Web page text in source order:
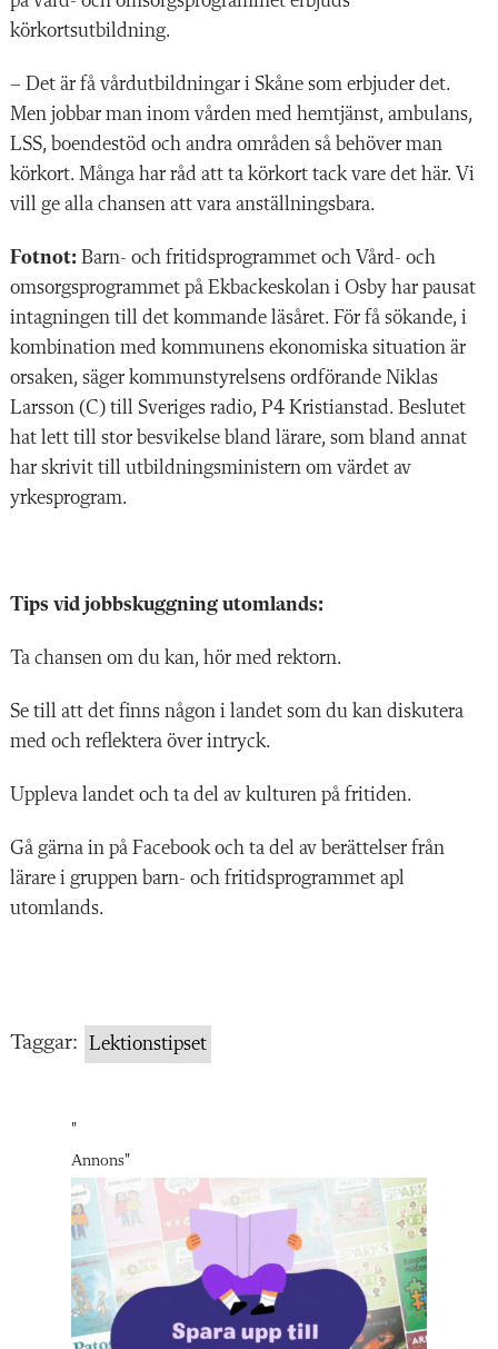
körkortsutbildning.
– Det är få vårdutbildningar i Skåne som erbjuder det.
Men jobbar man inom vården med hemtjänst, ambulans,
LSS, boendestöd och andra områden så behöver man
körkort. Många har råd att ta körkort tack vare det här. Vi
vill ge alla chansen att vara anställningsbara.
Fotnot: Barn- och fritidsprogrammet och Vård- och
omsorgsprogrammet på Ekbackeskolan i Osby har pausat
intagningen till det kommande läsåret. För få sökande, i
kombination med kommunens ekonomiska situation är
orsaken, säger kommunstyrelsens ordförande Niklas
Larsson (C) till Sveriges radio, P4 Kristianstad. Beslutet
hat lett till stor besvikelse bland lärare, som bland annat
har skrivit till utbildningsministern om värdet av
yrkesprogram.
Tips vid jobbskuggning utomlands:
Ta chansen om du kan, hör med rektorn.
Se till att det finns någon i landet som du kan diskutera
med och reflektera över intryck.
Uppleva landet och ta del av kulturen på fritiden.
Gå gärna in på Facebook och ta del av berättelser från
lärare i gruppen barn- och fritidsprogrammet apl
utomlands.
Taggar: Lektionstipset
"
Annons"